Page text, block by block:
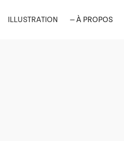
ILLUSTRATION — À PROPOS